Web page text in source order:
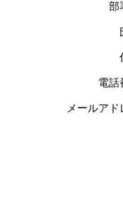
部
電話
メールアド